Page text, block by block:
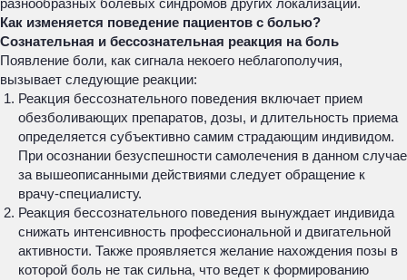
разнообразных болевых синдромов других локализаций.
Как изменяется поведение пациентов с болью?
Сознательная и бессознательная реакция на боль
Появление боли, как сигнала некоего неблагополучия,
вызывает следующие реакции:
Реакция бессознательного поведения включает прием
обезболивающих препаратов, дозы, и длительность приема
определяется субъективно самим страдающим индивидом.
При осознании безуспешности самолечения в данном случае
за вышеописанными действиями следует обращение к
врачу-специалисту.
Реакция бессознательного поведения вынуждает индивида
снижать интенсивность профессиональной и двигательной
активности. Также проявляется желание нахождения позы в
которой боль не так сильна, что ведет к формированию